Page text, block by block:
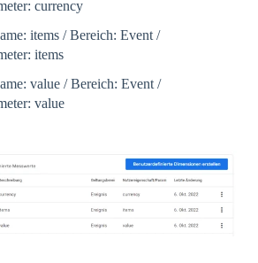
currency
items / Bereich: Event /
items
value / Bereich: Event /
value